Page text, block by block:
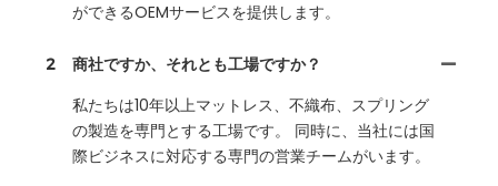
ができるOEMサービスを提供します。
2 商社ですか、それとも工場ですか？
私たちは10年以上マットレス、不織布、スプリング
の製造を専門とする工場です。 同時に、当社には国
際ビジネスに対応する専門の営業チームがいます。